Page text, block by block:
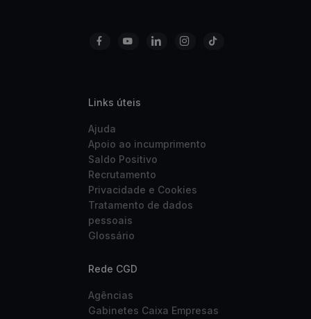
Links úteis
Ajuda
Apoio ao incumprimento
Saldo Positivo
Recrutamento
Privacidade e Cookies
Tratamento de dados
pessoais
Glossário
Rede CGD
Agências
Gabinetes Caixa Empresas